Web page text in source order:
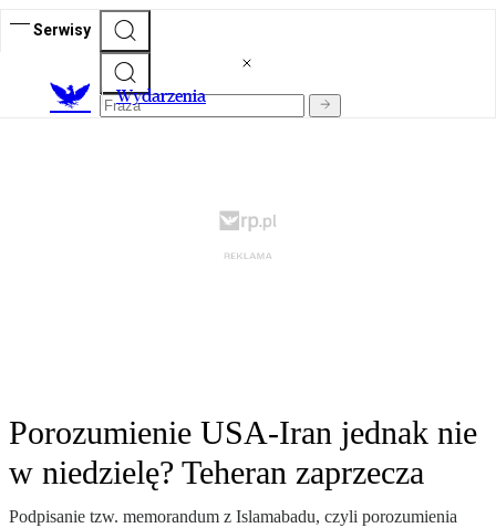
Serwisy
Wydarzenia
Porozumienie USA-Iran jednak nie
w niedzielę? Teheran zaprzecza
Podpisanie tzw. memorandum z Islamabadu, czyli porozumienia